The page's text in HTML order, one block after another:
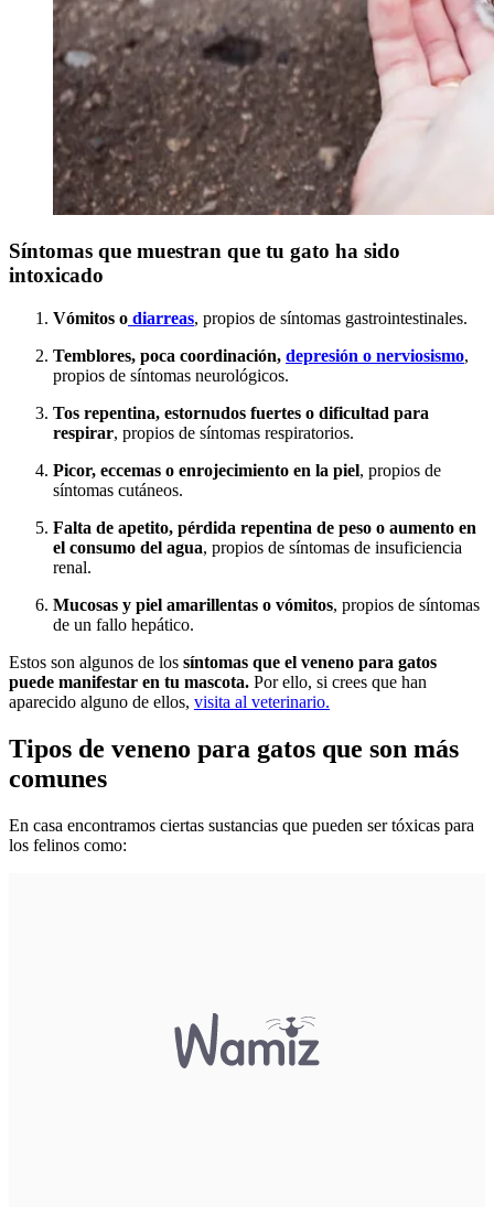
Síntomas que muestran que tu gato ha sido
intoxicado
Vómitos o diarreas, propios de síntomas gastrointestinales.
Temblores, poca coordinación, depresión o nerviosismo,
propios de síntomas neurológicos.
Tos repentina, estornudos fuertes o dificultad para
respirar, propios de síntomas respiratorios.
Picor, eccemas o enrojecimiento en la piel, propios de
síntomas cutáneos.
Falta de apetito, pérdida repentina de peso o aumento en
el consumo del agua, propios de síntomas de insuficiencia
renal.
Mucosas y piel amarillentas o vómitos, propios de síntomas
de un fallo hepático.
Estos son algunos de los síntomas que el veneno para gatos
puede manifestar en tu mascota. Por ello, si crees que han
aparecido alguno de ellos, visita al veterinario.
Tipos de veneno para gatos que son más
comunes
En casa encontramos ciertas sustancias que pueden ser tóxicas para
los felinos como: